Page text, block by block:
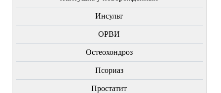
Инсульт
ОРВИ
Остеохондроз
Пcориаз
Простатит